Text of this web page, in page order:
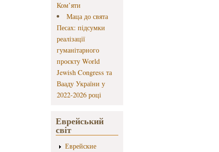
Ком’яти
Маца до свята
Песах: підсумки
реалізації
гуманітарного
проєкту World
Jewish Congress та
Вааду України у
2022-2026 році
Еврейський
світ
Еврейские